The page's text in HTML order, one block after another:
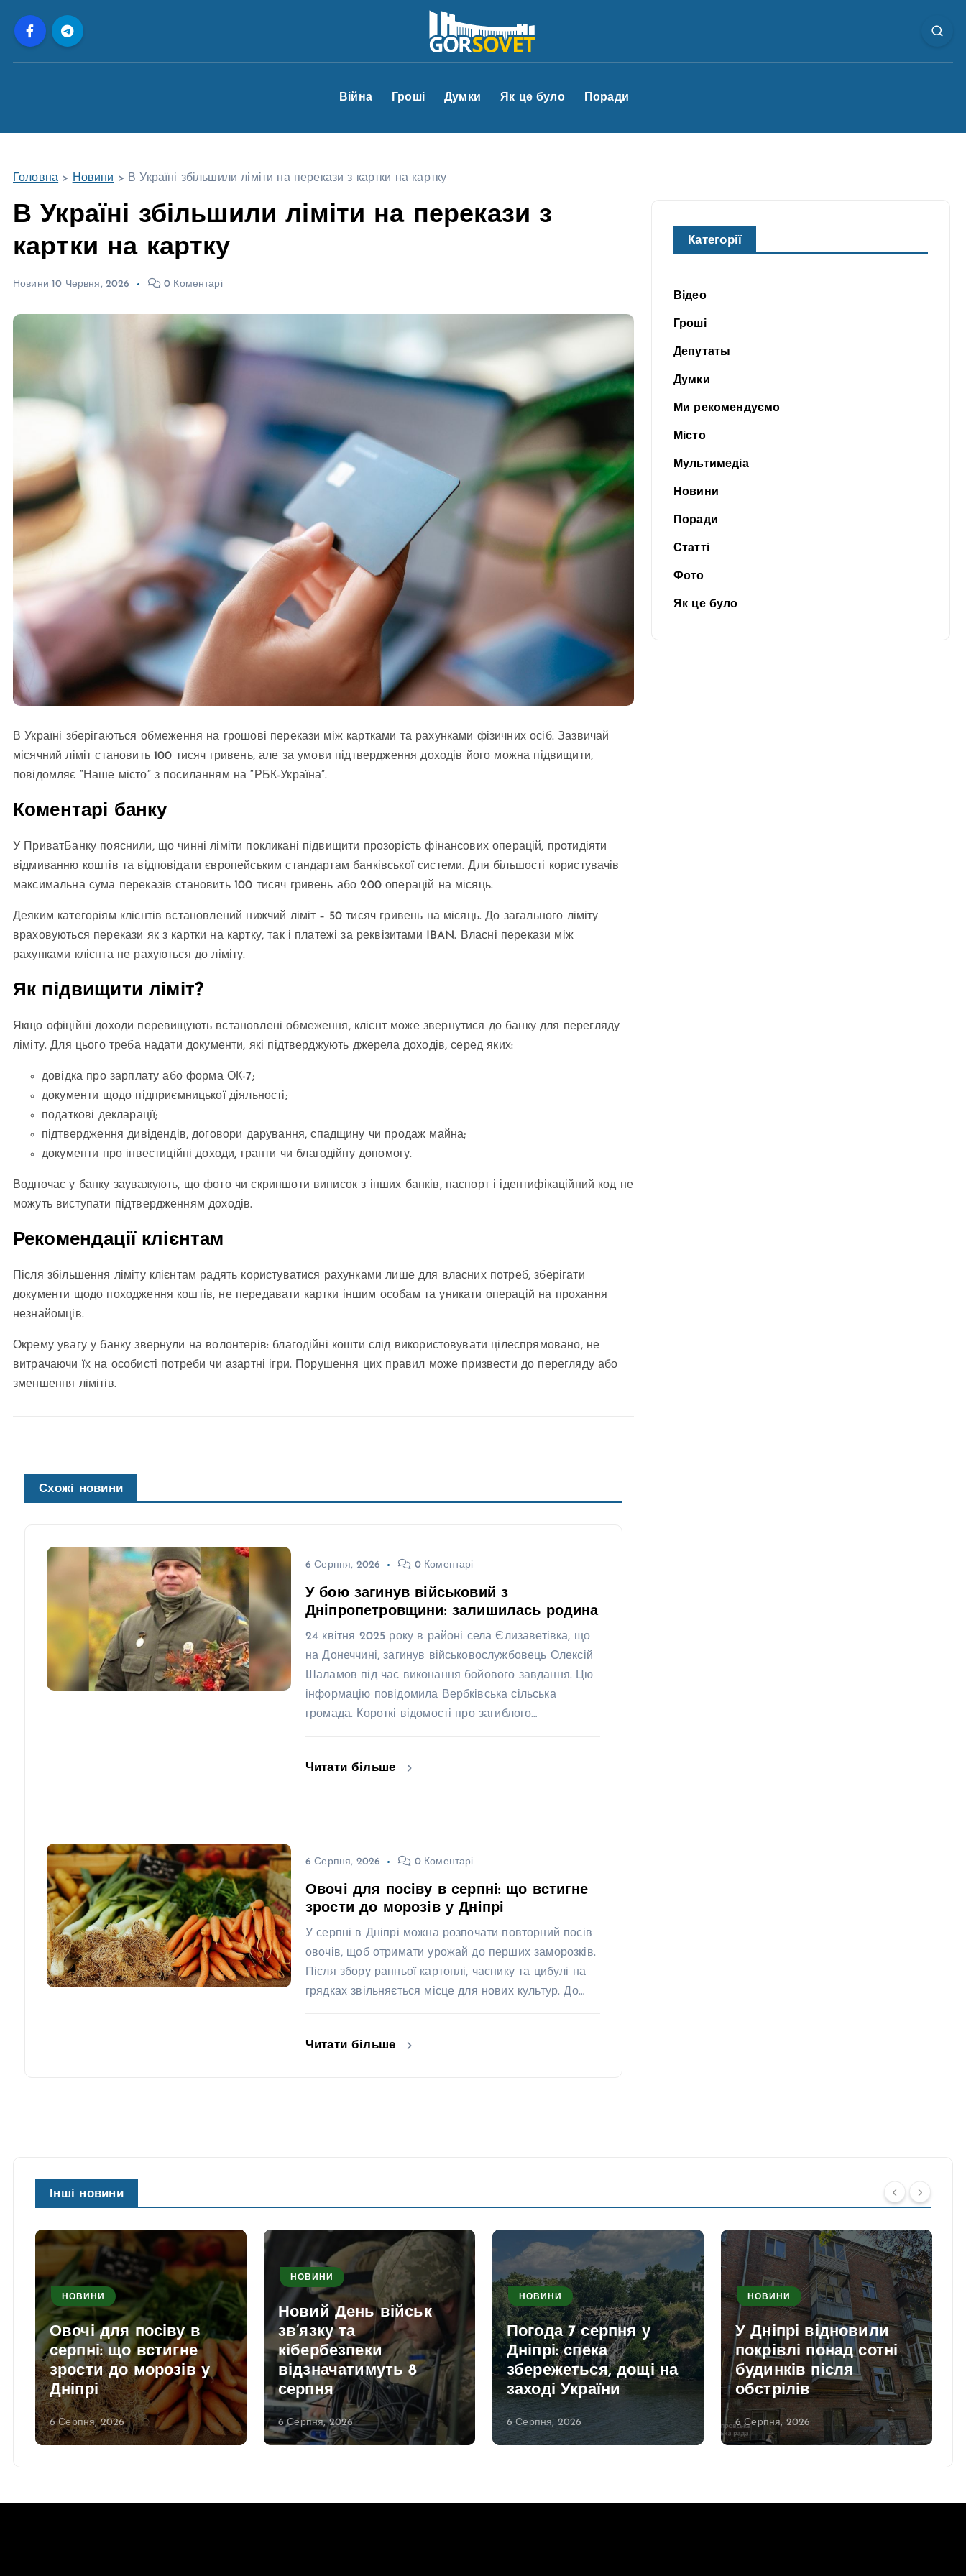
Війна Гроші Думки Як це було Поради
Головна > Новини > В Україні збільшили ліміти на перекази з картки на картку
В Україні збільшили ліміти на перекази з
картки на картку
Новини 10 Червня, 2026 0 Коментарі
В Україні зберігаються обмеження на грошові перекази між картками та рахунками фізичних осіб. Зазвичай
місячний ліміт становить 100 тисяч гривень, але за умови підтвердження доходів його можна підвищити,
повідомляє “Наше місто” з посиланням на “РБК-Україна”.
Коментарі банку
У ПриватБанку пояснили, що чинні ліміти покликані підвищити прозорість фінансових операцій, протидіяти
відмиванню коштів та відповідати європейським стандартам банківської системи. Для більшості користувачів
максимальна сума переказів становить 100 тисяч гривень або 200 операцій на місяць.
Деяким категоріям клієнтів встановлений нижчий ліміт – 50 тисяч гривень на місяць. До загального ліміту
враховуються перекази як з картки на картку, так і платежі за реквізитами IBAN. Власні перекази між
рахунками клієнта не рахуються до ліміту.
Як підвищити ліміт?
Якщо офіційні доходи перевищують встановлені обмеження, клієнт може звернутися до банку для перегляду
ліміту. Для цього треба надати документи, які підтверджують джерела доходів, серед яких:
довідка про зарплату або форма ОК-7;
документи щодо підприємницької діяльності;
податкові декларації;
підтвердження дивідендів, договори дарування, спадщину чи продаж майна;
документи про інвестиційні доходи, гранти чи благодійну допомогу.
Водночас у банку зауважують, що фото чи скриншоти виписок з інших банків, паспорт і ідентифікаційний код не
можуть виступати підтвердженням доходів.
Рекомендації клієнтам
Після збільшення ліміту клієнтам радять користуватися рахунками лише для власних потреб, зберігати
документи щодо походження коштів, не передавати картки іншим особам та уникати операцій на прохання
незнайомців.
Окрему увагу у банку звернули на волонтерів: благодійні кошти слід використовувати цілеспрямовано, не
витрачаючи їх на особисті потреби чи азартні ігри. Порушення цих правил може призвести до перегляду або
зменшення лімітів.
Схожі новини
6 Серпня, 2026 0 Коментарі
У бою загинув військовий з
Дніпропетровщини: залишилась родина
24 квітня 2025 року в районі села Єлизаветівка, що
на Донеччині, загинув військовослужбовець Олексій
Шаламов під час виконання бойового завдання. Цю
інформацію повідомила Вербківська сільська
громада. Короткі відомості про загиблого…
Читати більше
6 Серпня, 2026 0 Коментарі
Овочі для посіву в серпні: що встигне
зрости до морозів у Дніпрі
У серпні в Дніпрі можна розпочати повторний посів
овочів, щоб отримати урожай до перших заморозків.
Після збору ранньої картоплі, часнику та цибулі на
грядках звільняється місце для нових культур. До…
Читати більше
Категорії
Відео
Гроші
Депутаты
Думки
Ми рекомендуємо
Місто
Мультимедіа
Новини
Поради
Статті
Фото
Як це було
Інші новини
НОВИНИ
Овочі для посіву в
серпні: що встигне
зрости до морозів у
Дніпрі
6 Серпня, 2026
НОВИНИ
Новий День військ
зв’язку та
кібербезпеки
відзначатимуть 8
серпня
6 Серпня, 2026
НОВИНИ
Погода 7 серпня у
Дніпрі: спека
збережеться, дощі на
заході України
6 Серпня, 2026
НОВИНИ
У Дніпрі відновили
покрівлі понад сотні
будинків після
обстрілів
6 Серпня, 2026